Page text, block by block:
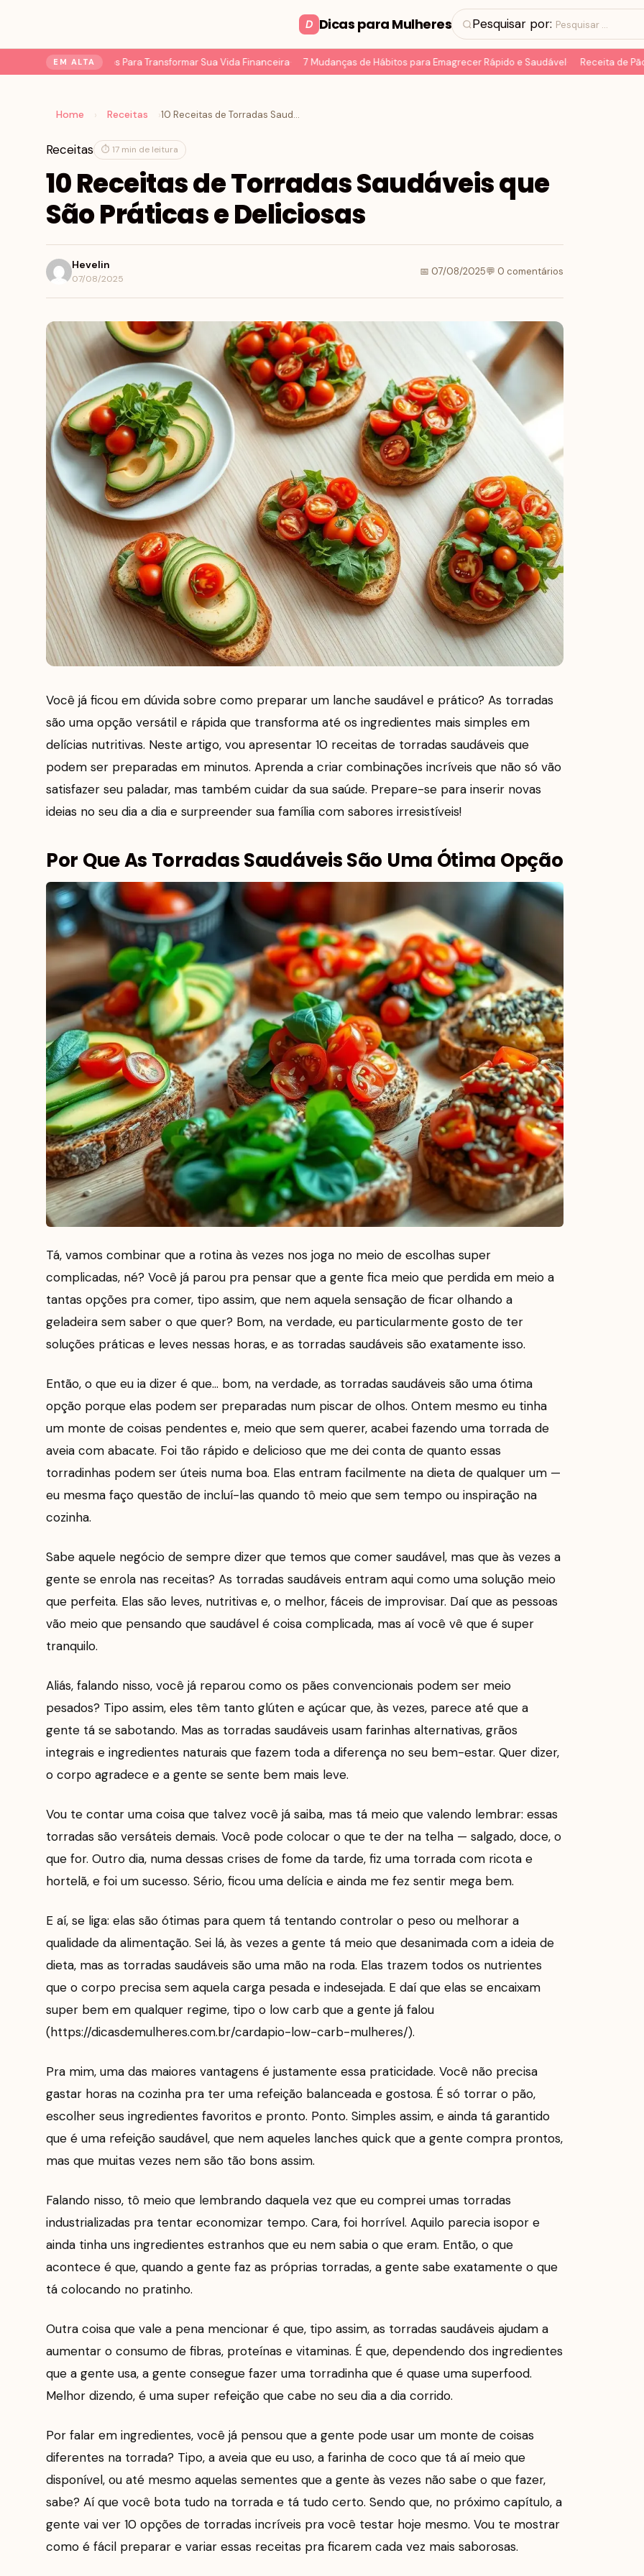
D Dicas para Mulheres Pesquisar por:
EM ALTA
Dinheiro: 7 Passos Para Transformar Sua Vida Financeira 7 Mudanças de Hábitos para Emagrecer Rápido e Saudável Receita de Pão
Home › Receitas › 10 Receitas de Torradas Saudáveis que São Práticas e Deliciosas
Receitas ⏱ 17 min de leitura
10 Receitas de Torradas Saudáveis que
São Práticas e Deliciosas
Hevelin
07/08/2025
📅 07/08/2025💬 0 comentários
Você já ficou em dúvida sobre como preparar um lanche saudável e prático? As torradas
são uma opção versátil e rápida que transforma até os ingredientes mais simples em
delícias nutritivas. Neste artigo, vou apresentar 10 receitas de torradas saudáveis que
podem ser preparadas em minutos. Aprenda a criar combinações incríveis que não só vão
satisfazer seu paladar, mas também cuidar da sua saúde. Prepare-se para inserir novas
ideias no seu dia a dia e surpreender sua família com sabores irresistíveis!
Por Que As Torradas Saudáveis São Uma Ótima Opção
Tá, vamos combinar que a rotina às vezes nos joga no meio de escolhas super
complicadas, né? Você já parou pra pensar que a gente fica meio que perdida em meio a
tantas opções pra comer, tipo assim, que nem aquela sensação de ficar olhando a
geladeira sem saber o que quer? Bom, na verdade, eu particularmente gosto de ter
soluções práticas e leves nessas horas, e as torradas saudáveis são exatamente isso.
Então, o que eu ia dizer é que… bom, na verdade, as torradas saudáveis são uma ótima
opção porque elas podem ser preparadas num piscar de olhos. Ontem mesmo eu tinha
um monte de coisas pendentes e, meio que sem querer, acabei fazendo uma torrada de
aveia com abacate. Foi tão rápido e delicioso que me dei conta de quanto essas
torradinhas podem ser úteis numa boa. Elas entram facilmente na dieta de qualquer um —
eu mesma faço questão de incluí-las quando tô meio que sem tempo ou inspiração na
cozinha.
Sabe aquele negócio de sempre dizer que temos que comer saudável, mas que às vezes a
gente se enrola nas receitas? As torradas saudáveis entram aqui como uma solução meio
que perfeita. Elas são leves, nutritivas e, o melhor, fáceis de improvisar. Daí que as pessoas
vão meio que pensando que saudável é coisa complicada, mas aí você vê que é super
tranquilo.
Aliás, falando nisso, você já reparou como os pães convencionais podem ser meio
pesados? Tipo assim, eles têm tanto glúten e açúcar que, às vezes, parece até que a
gente tá se sabotando. Mas as torradas saudáveis usam farinhas alternativas, grãos
integrais e ingredientes naturais que fazem toda a diferença no seu bem-estar. Quer dizer,
o corpo agradece e a gente se sente bem mais leve.
Vou te contar uma coisa que talvez você já saiba, mas tá meio que valendo lembrar: essas
torradas são versáteis demais. Você pode colocar o que te der na telha — salgado, doce, o
que for. Outro dia, numa dessas crises de fome da tarde, fiz uma torrada com ricota e
hortelã, e foi um sucesso. Sério, ficou uma delícia e ainda me fez sentir mega bem.
E aí, se liga: elas são ótimas para quem tá tentando controlar o peso ou melhorar a
qualidade da alimentação. Sei lá, às vezes a gente tá meio que desanimada com a ideia de
dieta, mas as torradas saudáveis são uma mão na roda. Elas trazem todos os nutrientes
que o corpo precisa sem aquela carga pesada e indesejada. E daí que elas se encaixam
super bem em qualquer regime, tipo o low carb que a gente já falou
(https://dicasdemulheres.com.br/cardapio-low-carb-mulheres/).
Pra mim, uma das maiores vantagens é justamente essa praticidade. Você não precisa
gastar horas na cozinha pra ter uma refeição balanceada e gostosa. É só torrar o pão,
escolher seus ingredientes favoritos e pronto. Ponto. Simples assim, e ainda tá garantido
que é uma refeição saudável, que nem aqueles lanches quick que a gente compra prontos,
mas que muitas vezes nem são tão bons assim.
Falando nisso, tô meio que lembrando daquela vez que eu comprei umas torradas
industrializadas pra tentar economizar tempo. Cara, foi horrível. Aquilo parecia isopor e
ainda tinha uns ingredientes estranhos que eu nem sabia o que eram. Então, o que
acontece é que, quando a gente faz as próprias torradas, a gente sabe exatamente o que
tá colocando no pratinho.
Outra coisa que vale a pena mencionar é que, tipo assim, as torradas saudáveis ajudam a
aumentar o consumo de fibras, proteínas e vitaminas. É que, dependendo dos ingredientes
que a gente usa, a gente consegue fazer uma torradinha que é quase uma superfood.
Melhor dizendo, é uma super refeição que cabe no seu dia a dia corrido.
Por falar em ingredientes, você já pensou que a gente pode usar um monte de coisas
diferentes na torrada? Tipo, a aveia que eu uso, a farinha de coco que tá aí meio que
disponível, ou até mesmo aquelas sementes que a gente às vezes não sabe o que fazer,
sabe? Aí que você bota tudo na torrada e tá tudo certo. Sendo que, no próximo capítulo, a
gente vai ver 10 opções de torradas incríveis pra você testar hoje mesmo. Vou te mostrar
como é fácil preparar e variar essas receitas pra ficarem cada vez mais saborosas.